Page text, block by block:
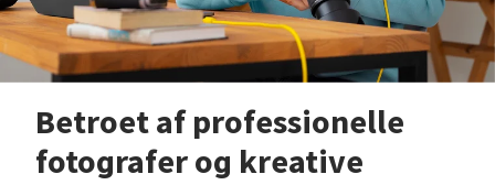
Betroet af professionelle
fotografer og kreative